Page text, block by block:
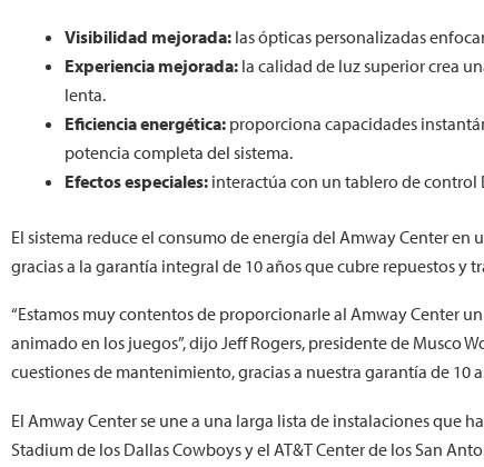
Visibilidad mejorada: las ópticas personalizadas
Experiencia mejorada: la calidad de luz superior crea
lenta.
Eficiencia energética: proporciona capacidades
potencia completa del sistema.
Efectos especiales: interactúa con un tablero de control
El sistema reduce el consumo de energía del Amway Center
gracias a la garantía integral de 10 años que cubre repuestos y
“Estamos muy contentos de proporcionarle al Amway Center
animado en los juegos”, dijo Jeff Rogers, presidente de Musco
cuestiones de mantenimiento, gracias a nuestra garantía de 10
El Amway Center se une a una larga lista de instalaciones que
Stadium de los Dallas Cowboys y el AT&T Center de los San